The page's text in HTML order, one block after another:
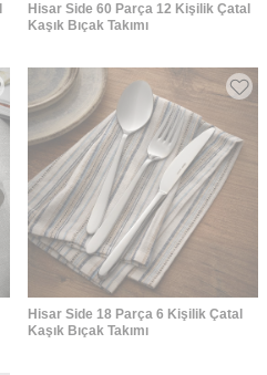
Hisar Side 60 Parça 12 Kişilik Çatal
Kaşık Bıçak Takımı
Hisar Side 18 Parça 6 Kişilik Çatal
Kaşık Bıçak Takımı